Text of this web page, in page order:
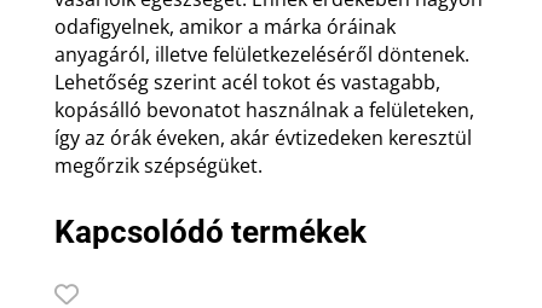
odafigyelnek, amikor a márka óráinak
anyagáról, illetve felületkezeléséről döntenek.
Lehetőség szerint acél tokot és vastagabb,
kopásálló bevonatot használnak a felületeken,
így az órák éveken, akár évtizedeken keresztül
megőrzik szépségüket.
Kapcsolódó termékek